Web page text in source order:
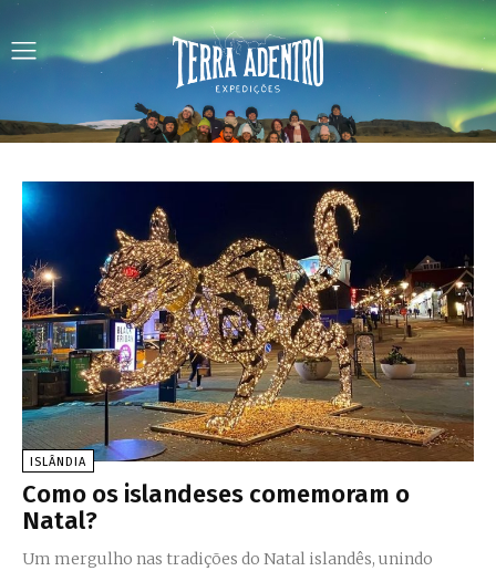
ISLÂNDIA
Como os islandeses comemoram o
Natal?
Um mergulho nas tradições do Natal islandês, unindo